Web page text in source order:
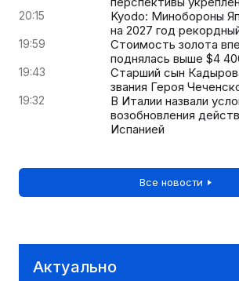
20:15
Kyodo: Минобороны
на 2027 год
19:59
Стоимость золота
поднялась выше $4
19:43
Старший сын
звания Героя
19:32
В Италии назвали
возобновления
Испанией
Все новости
Актуально